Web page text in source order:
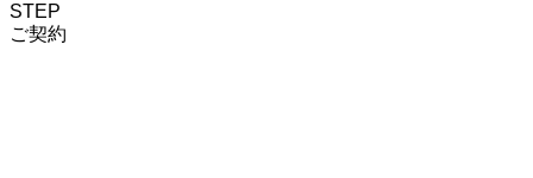
STEP
ご契約